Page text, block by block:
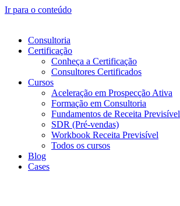
Ir para o conteúdo
Consultoria
Certificação
Conheça a Certificação
Consultores Certificados
Cursos
Aceleração em Prospecção Ativa
Formação em Consultoria
Fundamentos de Receita Previsível
SDR (Pré-vendas)
Workbook Receita Previsível
Todos os cursos
Blog
Cases